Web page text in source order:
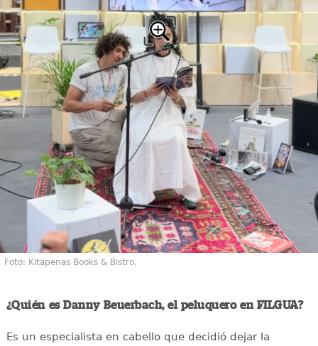
Foto: Kitapenas Books & Bistro.
¿Quién es Danny Beuerbach, el peluquero en FILGUA?
Es un especialista en cabello que decidió dejar la